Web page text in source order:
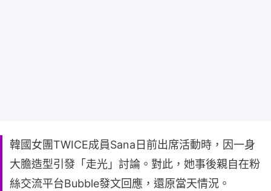
韓國女團TWICE成員Sana日前出席活動時，因一身
大膽造型引發「走光」討論。對此，她事後親自在粉
絲交流平台Bubble發文回應，還原當天情況。